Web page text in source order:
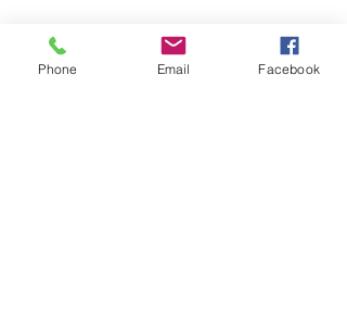
Phone Email Facebook